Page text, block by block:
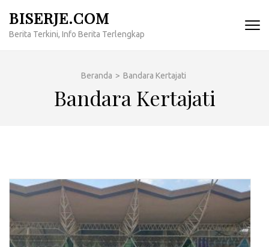
konten
BISERJE.COM
Berita Terkini, Info Berita Terlengkap
Beranda > Bandara Kertajati
Bandara Kertajati